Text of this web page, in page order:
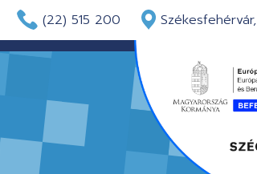
(22) 515 200